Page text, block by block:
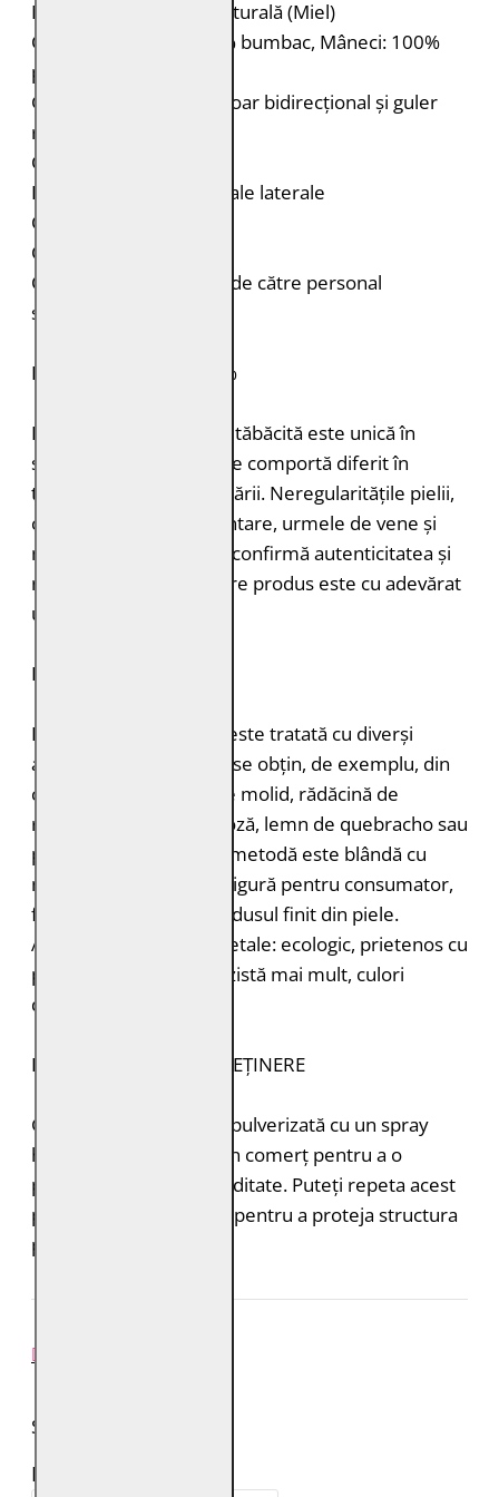
Material: 100% piele naturală (Miel)
Căptușeală: Corp: 100% bumbac, Mâneci: 100%
poliester (reciclat)
Geacă de piele cu fermoar bidirecțional și guler
rotund stil bolero
Cusături decorative
Două buzunare orizontale laterale
Capsă la mâneci
Croială: Regular Fit
Curățare: Spălare doar de către personal
specializat
PIELE NATURALĂ: 100%
Fiecare bucată de piele tăbăcită este unică în
structură, grosimea și se comportă diferit în
timpul vopsirii și procesării. Neregularitățile pielii,
cum ar fi petele pigmentare, urmele de vene și
mușcăturile de insecte confirmă autenticitatea și
naturalețea pielii. Fiecare produs este cu adevărat
unic.
DURABILITATE
Pielea tăbăcită vegetal este tratată cu diverși
agenți de tăbăcire care se obțin, de exemplu, din
coajă de stejar, coajă de molid, rădăcină de
rubarbă, coajă de mimoză, lemn de quebracho sau
păstăi de tara. Această metodă este blândă cu
mediul înconjurător și sigură pentru consumator,
fără a lăsa toxine în produsul finit din piele.
Avantajele tăbăcirii vegetale: ecologic, prietenos cu
pielea, miros plăcut, rezistă mai mult, culori
deosebite.
INSTRUCȚIUNI DE ÎNTREȚINERE
Geaca de piele trebuie pulverizată cu un spray
hidroizolant disponibil în comerț pentru a o
proteja de ploaie și umiditate. Puteți repeta acest
proces de 1-2 ori pe an pentru a proteja structura
pielii.
SPUNE-ŢI PAREREA
Numele tău: